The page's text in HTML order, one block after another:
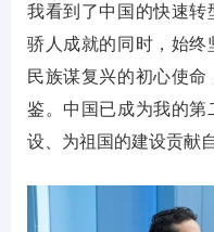
我看到了中国的快速
骄人成就的同时，始
民族谋复兴的初心使
鉴。中国已成为我的第
设、为祖国的建设贡献